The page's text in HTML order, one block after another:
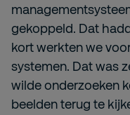
gekoppeld. Dat
kort werkten we
systemen. Dat was
wilde onderzoeken
beelden terug te